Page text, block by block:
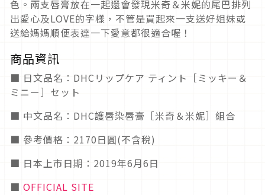
色。兩支唇膏放在一起還會發現米奇＆米妮的尾巴排列
出愛心及LOVE的字樣，不管是買起來一支送好姐妹或
送給媽媽順便表達一下愛意都很適合喔！
商品資訊
■ 日文品名：DHCリップケア ティント［ミッキー＆
ミニー］セット
■ 中文品名：DHC護唇染唇膏［米奇＆米妮］組合
■ 參考價格：2170日圓(不含稅)
■ 日本上市日期：2019年6月6日
■ OFFICIAL SITE